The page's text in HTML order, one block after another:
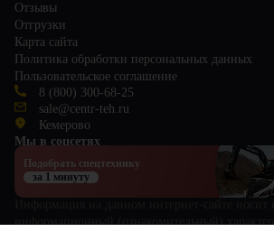
Отзывы
Отгрузки
Карта сайта
Политика обработки персональных данных
Пользовательское соглашение
8 (800) 300-68-25
sale@centr-teh.ru
Кемерово
Мы в соцсетях
информационный (ознакомительный)
Подобрать спецтехнику
за 1 минуту